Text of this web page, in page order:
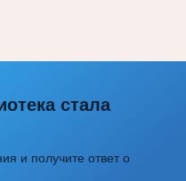
стала
и получите ответ о